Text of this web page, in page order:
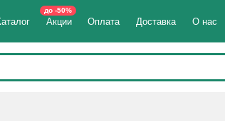
Акции
до -50%
Оплата Доставка О нас